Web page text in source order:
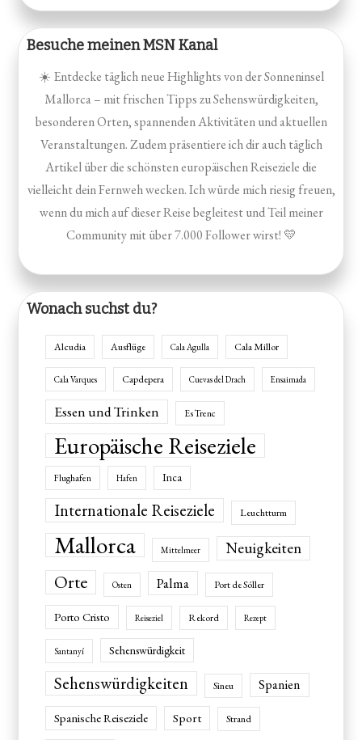
Besuche meinen MSN Kanal
☀️ Entdecke täglich neue Highlights von der Sonneninsel
Mallorca – mit frischen Tipps zu Sehenswürdigkeiten,
besonderen Orten, spannenden Aktivitäten und aktuellen
Veranstaltungen. Zudem präsentiere ich dir auch täglich
Artikel über die schönsten europäischen Reiseziele die
vielleicht dein Fernweh wecken. Ich würde mich riesig freuen,
wenn du mich auf dieser Reise begleitest und Teil meiner
Community mit über 7.000 Follower wirst! 💛
Wonach suchst du?
Alcudia Ausflüge Cala Agulla Cala Millor
Cala Varques Capdepera Cuevas del Drach Ensaimada
Essen und Trinken Es Trenc
Europäische Reiseziele
Flughafen Hafen Inca
Internationale Reiseziele Leuchtturm
Mallorca Mittelmeer Neuigkeiten
Orte Osten Palma Port de Sóller
Porto Cristo Reiseziel Rekord Rezept
Santanyí Sehenswürdigkeit
Sehenswürdigkeiten Sineu Spanien
Spanische Reiseziele Sport Strand